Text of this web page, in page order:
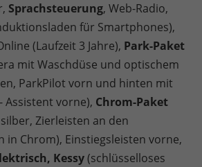
Sprachsteuerung, Web-Radio,
für Smartphones),
(Laufzeit 3 Jahre), Park-Paket
mit Waschdüse und optischem
ParkPilot vorn und hinten mit
Assistent vorne), Chrom-Paket
Zierleisten an den
in Chrom), Einstiegsleisten vorne,
Kessy(schlüsselloses